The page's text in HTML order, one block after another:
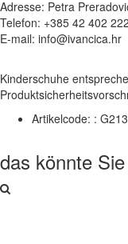
Adresse: Petra
Telefon: +385 42 402 222
E-mail: info@ivancica.hr
Kinderschuhe
Artikelcode: :
das könnte